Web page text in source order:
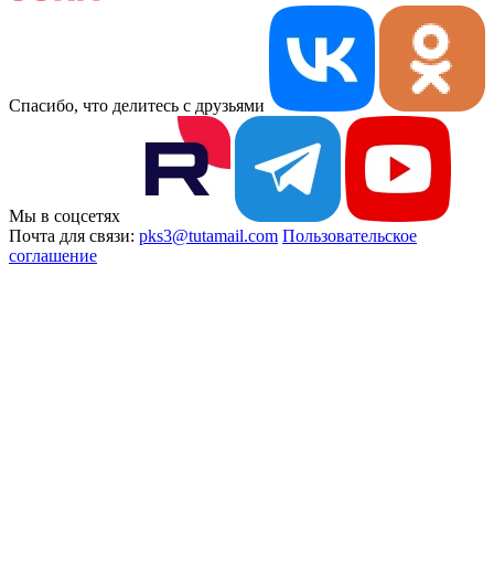
Спасибо, что делитесь с друзьями
Мы в соцсетях
Почта для связи: pks3@tutamail.com Пользовательское
соглашение